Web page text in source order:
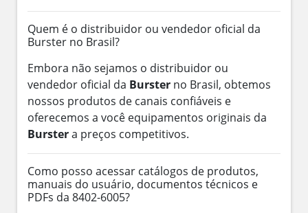
Quem é o distribuidor ou vendedor oficial da
Burster no Brasil?
Embora não sejamos o distribuidor ou
vendedor oficial da Burster no Brasil, obtemos
nossos produtos de canais confiáveis e
oferecemos a você equipamentos originais da
Burstera preços competitivos.
Como posso acessar catálogos de produtos,
manuais do usuário, documentos técnicos e
PDFs da 8402-6005?